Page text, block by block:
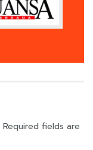
Required fields are